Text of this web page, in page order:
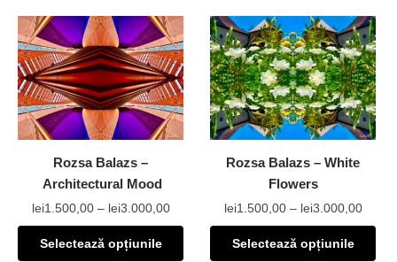
Rozsa Balazs –
Architectural Mood
lei1.500,00– lei3.000,00
Selectează opțiunile
Rozsa Balazs – White
Flowers
lei1.500,00– lei3.000,00
Selectează opțiunile